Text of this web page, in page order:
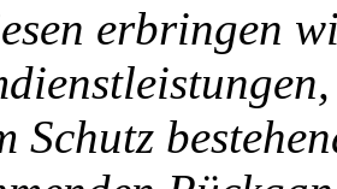
erbringen
Schutz